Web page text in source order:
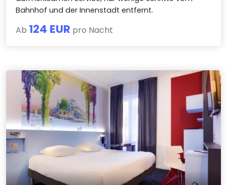
Bahnhof und der Innenstadt entfernt.
Ab 124 EUR pro Nacht